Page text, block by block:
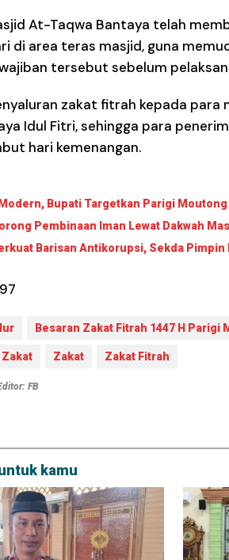
At-Taqwa Bantaya telah
di area teras masjid, guna
tersebut sebelum
zakat fitrah kepada para
Idul Fitri, sehingga para
hari kemenangan.
Bupati Targetkan Parigi
Pembinaan Iman Lewat Dakwah
Barisan Antikorupsi, Sekda Pimpin
97
Besaran Zakat Fitrah 1447 H Parigi
Zakat Zakat Fitrah
FB
kamu